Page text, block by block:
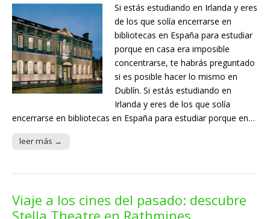
Si estás estudiando en Irlanda y eres
de los que solía encerrarse en
bibliotecas en España para estudiar
porque en casa era imposible
concentrarse, te habrás preguntado
si es posible hacer lo mismo en
Dublín. Si estás estudiando en
Irlanda y eres de los que solía
encerrarse en bibliotecas en España para estudiar porque en…
leer más →
Viaje a los cines del pasado: descubre
Stella Theatre en Rathmines